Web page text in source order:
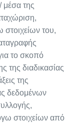
μέσα της
στοιχείων του,
το σκοπό
διαδικασίας
της
δεδομένων
στοιχείων από